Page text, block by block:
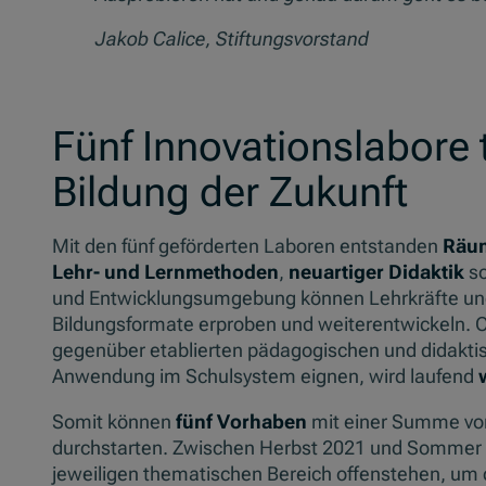
Jakob Calice, Stiftungsvorstand
Fünf Innovationslabore
Bildung der Zukunft
Mit den fünf geförderten Laboren entstanden
Lehr- und Lernmethoden, neuartiger Didaktik
und Entwicklungsumgebung können Lehrkräfte
Bildungsformate erproben und weiterentwickeln.
gegenüber etablierten pädagogischen und
Anwendung im Schulsystem eignen, wird laufend
Somit können fünf Vorhaben mit einer Summe
durchstarten. Zwischen Herbst 2021 und
jeweiligen thematischen Bereich offenstehen,